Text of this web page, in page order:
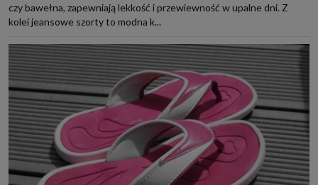
czy bawełna, zapewniają lekkość i przewiewność w upalne dni. Z
kolei jeansowe szorty to modna k...